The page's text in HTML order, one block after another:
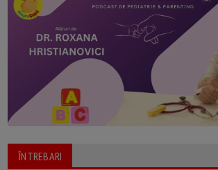
ÎNTREBARI